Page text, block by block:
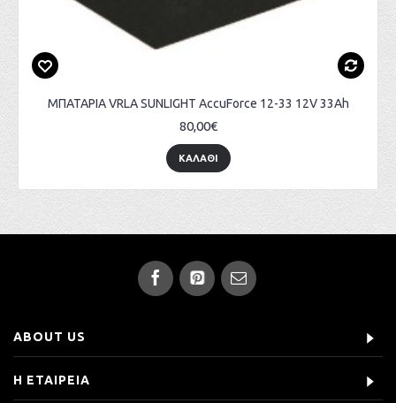
ΜΠΑΤΑΡΙΑ VRLA SUNLIGHT AccuForce 12-33 12V 33Ah
80,00€
ΚΑΛΑΘΙ
ABOUT US
Η ΕΤΑΙΡΕΙΑ